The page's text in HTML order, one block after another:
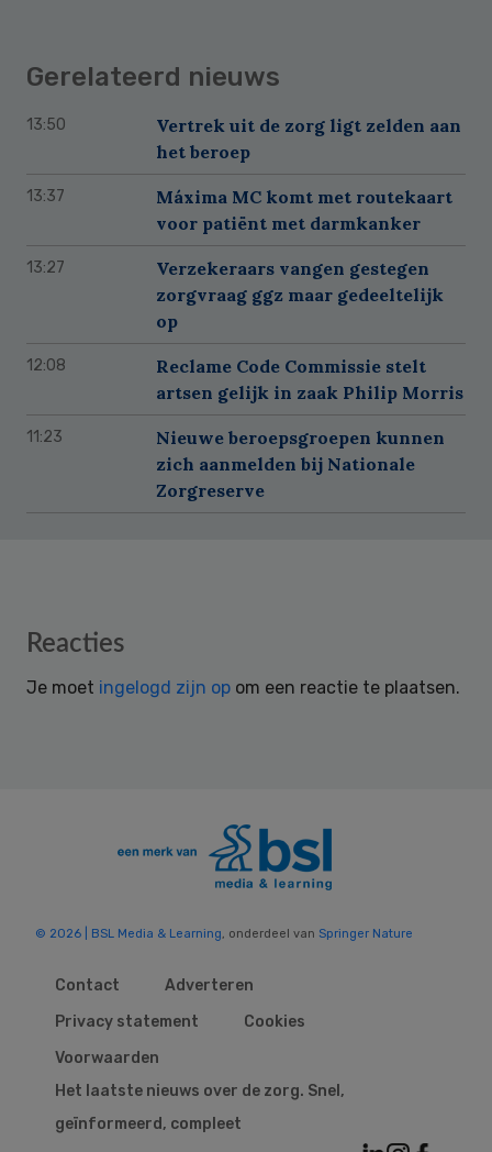
Gerelateerd nieuws
13:50
Vertrek uit de zorg ligt zelden aan
het beroep
13:37
Máxima MC komt met routekaart
voor patiënt met darmkanker
13:27
Verzekeraars vangen gestegen
zorgvraag ggz maar gedeeltelijk
op
12:08
Reclame Code Commissie stelt
artsen gelijk in zaak Philip Morris
11:23
Nieuwe beroepsgroepen kunnen
zich aanmelden bij Nationale
Zorgreserve
Reader
Reacties
Je moet ingelogd zijn op om een reactie te plaatsen.
© 2026 | BSL Media & Learning, onderdeel van Springer Nature
Contact
Adverteren
Privacy statement
Cookies
Voorwaarden
Het laatste nieuws over de zorg. Snel,
geïnformeerd, compleet